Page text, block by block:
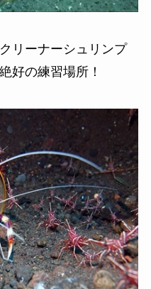
リーナーシュリンプ
好の練習場所！